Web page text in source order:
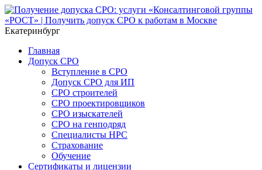
Екатеринбург
Главная
Допуск СРО
Вступление в СРО
Допуск СРО для ИП
СРО строителей
СРО проектировщиков
СРО изыскателей
СРО на генподряд
Специалисты НРС
Страхование
Обучение
Сертификаты и лицензии